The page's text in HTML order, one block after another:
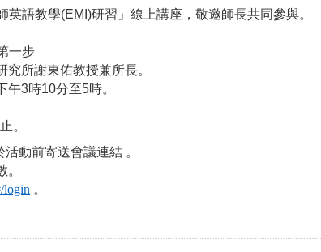
語教學(EMI)研習」線上講座，敬邀師長共同參與。
一步
所謝東佑教授兼所長。
午3時10分至5時。
。
動前寄送會議連結 。
login 。